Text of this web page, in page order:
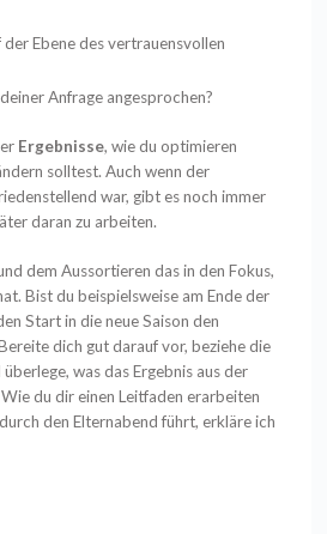
Ebene des vertrauensvollen
Anfrage angesprochen?
Ergebnisse, wie du optimieren
solltest. Auch wenn der
war, gibt es noch immer
daran zu arbeiten.
dem Aussortieren das in den Fokus,
Bist du beispielsweise am Ende der
Start in die neue Saison den
dich gut darauf vor, beziehe die
was das Ergebnis aus der
du dir einen Leitfaden erarbeiten
den Elternabend führt, erkläre ich